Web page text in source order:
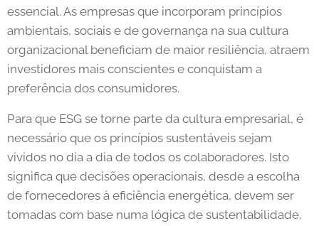
essencial. As empresas que incorporam princípios
ambientais, sociais e de governança na sua cultura
organizacional beneficiam de maior resiliência, atraem
investidores mais conscientes e conquistam a
preferência dos consumidores.
Para que ESG se torne parte da cultura empresarial, é
necessário que os princípios sustentáveis sejam
vividos no dia a dia de todos os colaboradores. Isto
significa que decisões operacionais, desde a escolha
de fornecedores à eficiência energética, devem ser
tomadas com base numa lógica de sustentabilidade,